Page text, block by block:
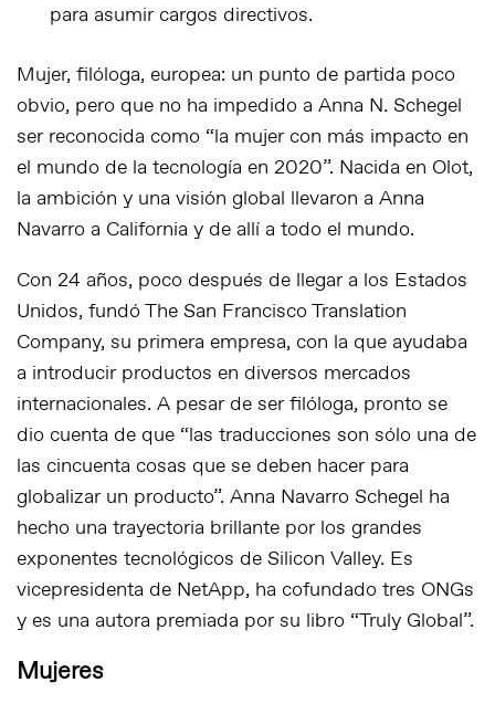
para asumir cargos directivos.
Mujer, filóloga, europea: un punto de partida poco
obvio, pero que no ha impedido a Anna N. Schegel
ser reconocida como “la mujer con más impacto en
el mundo de la tecnología en 2020”. Nacida en Olot,
la ambición y una visión global llevaron a Anna
Navarro a California y de allí a todo el mundo.
Con 24 años, poco después de llegar a los Estados
Unidos, fundó The San Francisco Translation
Company, su primera empresa, con la que ayudaba
a introducir productos en diversos mercados
internacionales. A pesar de ser filóloga, pronto se
dio cuenta de que “las traducciones son sólo una de
las cincuenta cosas que se deben hacer para
globalizar un producto”. Anna Navarro Schegel ha
hecho una trayectoria brillante por los grandes
exponentes tecnológicos de Silicon Valley. Es
vicepresidenta de NetApp, ha cofundado tres ONGs
y es una autora premiada por su libro “Truly Global”.
Mujeres